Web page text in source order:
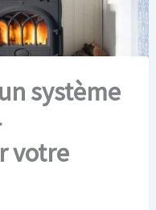
système
votre